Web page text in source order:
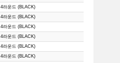
4라운드 (BLACK)
4라운드 (BLACK)
4라운드 (BLACK)
4라운드 (BLACK)
4라운드 (BLACK)
4라운드 (BLACK)